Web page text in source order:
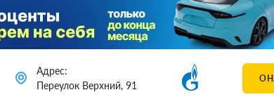
Адрес:
Переулок Верхний, 91